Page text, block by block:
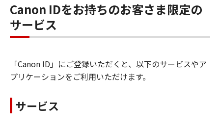
Canon IDをお持ちのお客さま限定の
サービス
「Canon ID」にご登録いただくと、以下のサービスやア
プリケーションをご利用いただけます。
サービス